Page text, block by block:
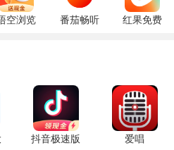
空浏览
番茄畅听
红果免费
抖音极速版
爱唱